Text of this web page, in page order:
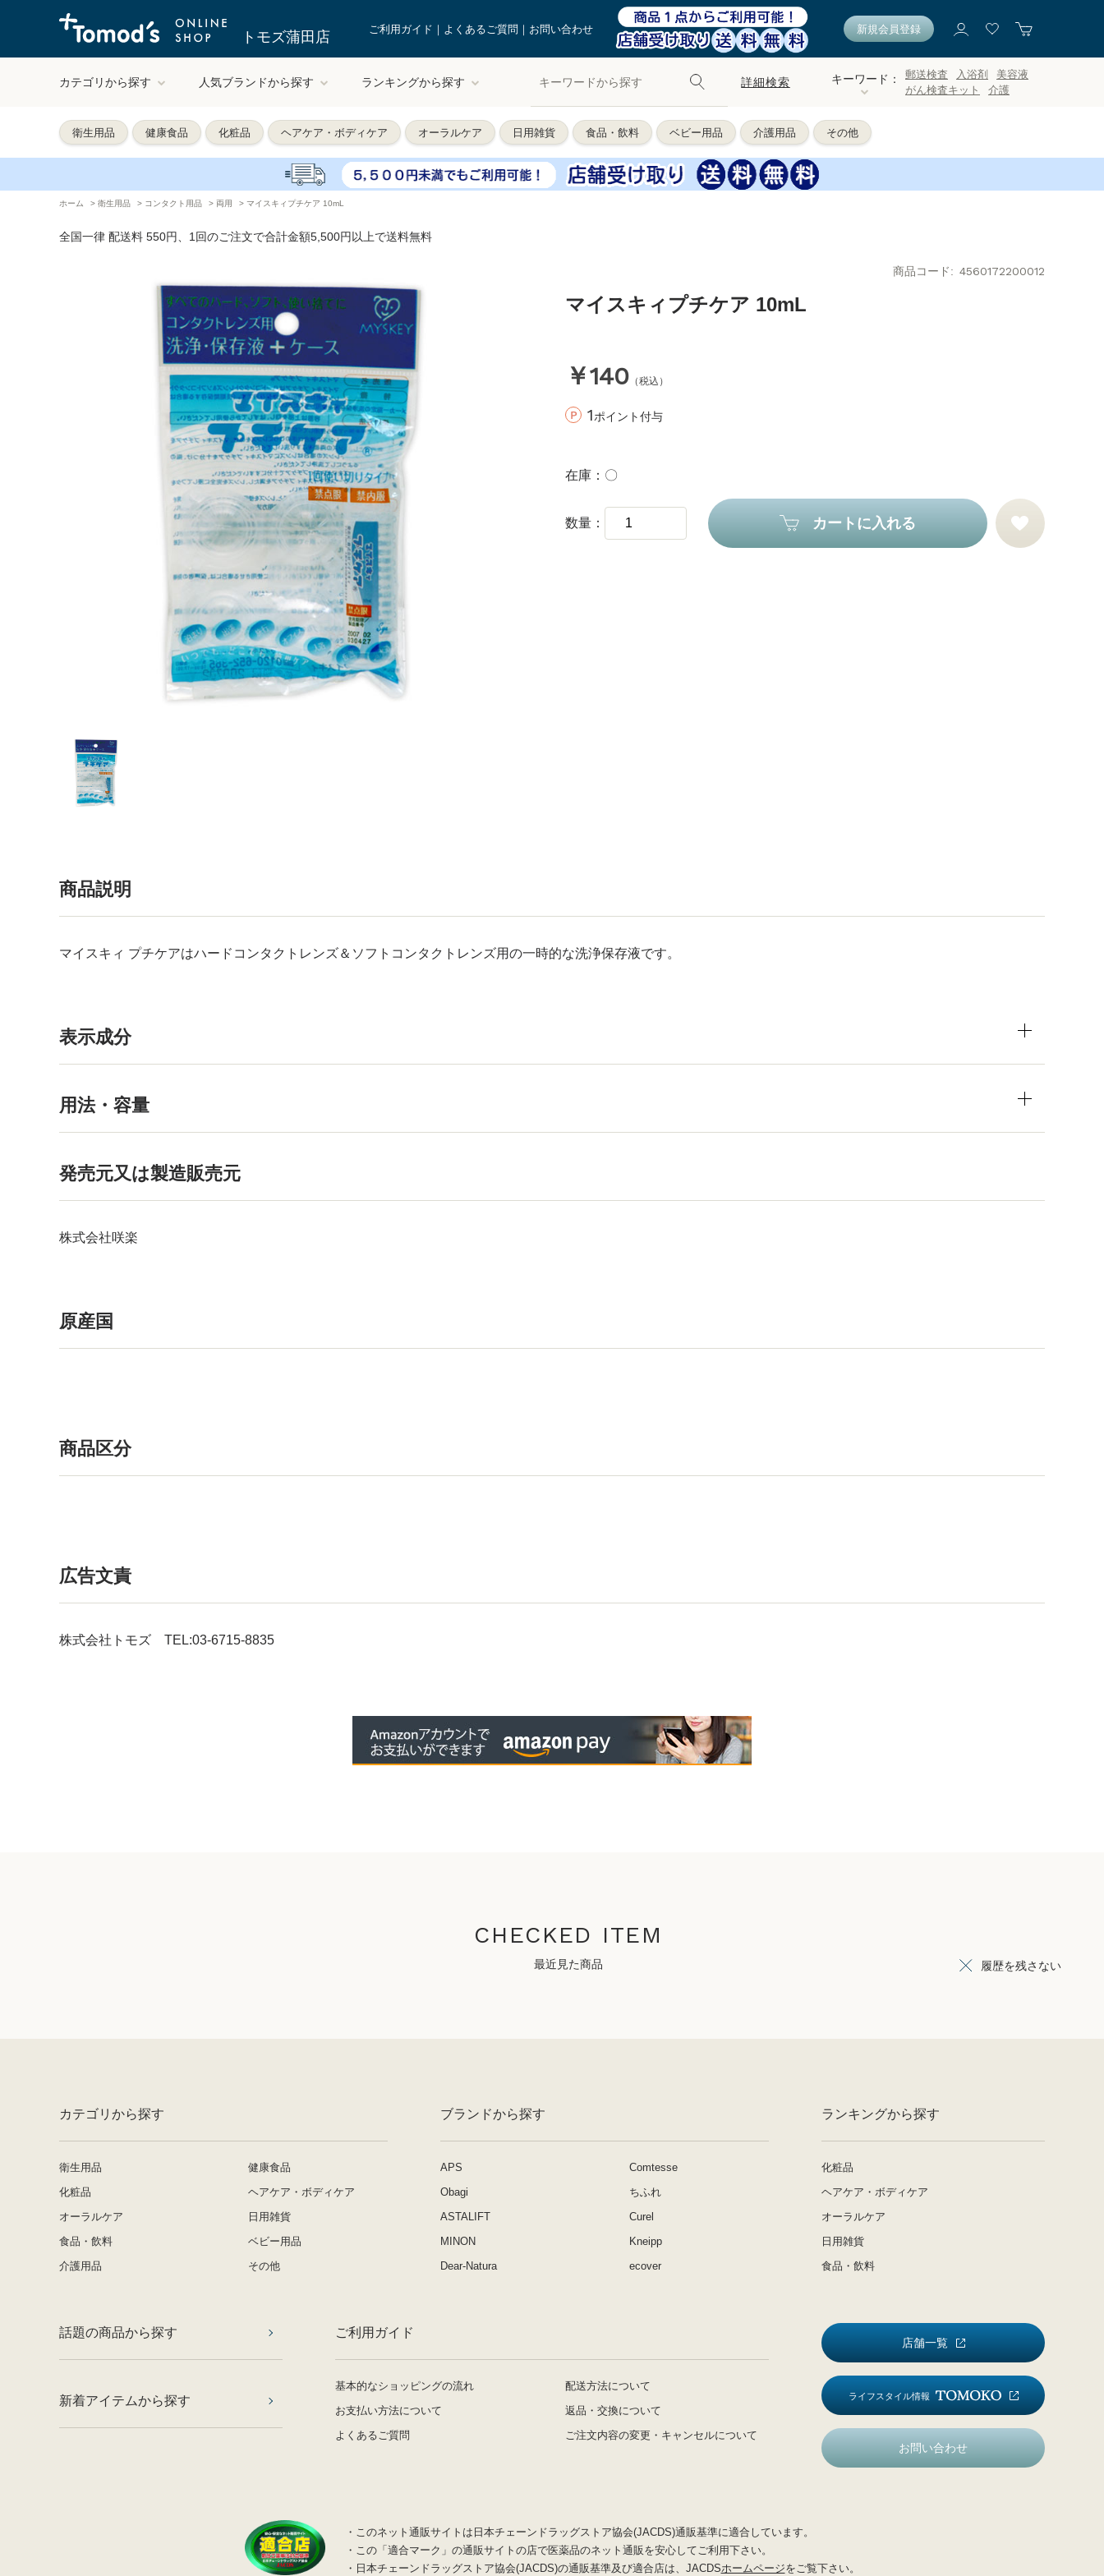
トモズ蒲田店 ご利用ガイド よくあるご質問 お問い合わせ 新規会員登録
カテゴリから探す 人気ブランドから探す ランキングから探す 詳細検索 キーワード： 郵送検査 入浴剤
美容液
がん検査キット
介護
衛生用品 健康食品 化粧品 ヘアケア・ボディケア オーラルケア 日用雑貨 食品・飲料 ベビー用品 介護用品 その他
ホーム > 衛生用品 > コンタクト用品 > 両用 > マイスキィプチケア 10mL
全国一律 配送料 550円、1回のご注文で合計金額5,500円以上で送料無料
商品コード 4560172200012
マイスキィプチケア 10mL
￥140 （税込）
1ポイント付与
在庫 〇
数量 カートに入れる
商品説明
マイスキィ プチケアはハードコンタクトレンズ＆ソフトコンタクトレンズ用の一時的な洗浄保存液です。
表示成分
用法・容量
発売元又は製造販売元
株式会社咲楽
原産国
商品区分
広告文責
株式会社トモズ TEL:03-6715-8835
CHECKED ITEM
最近見た商品 履歴を残さない
カテゴリから探す
衛生用品
健康食品
化粧品
ヘアケア・ボディケア
オーラルケア
日用雑貨
食品・飲料
ベビー用品
介護用品
その他
ブランドから探す
APS
Comtesse
Obagi
ちふれ
ASTALIFT
Curel
MINON
Kneipp
Dear-Natura
ecover
ランキングから探す
化粧品
ヘアケア・ボディケア
オーラルケア
日用雑貨
食品・飲料
話題の商品から探す
新着アイテムから探す
ご利用ガイド
基本的なショッピングの流れ
配送方法について
お支払い方法について
返品・交換について
よくあるご質問
ご注文内容の変更・キャンセルについて
店舗一覧
ライフスタイル情報
お問い合わせ
・このネット通販サイトは日本チェーンドラッグストア協会(JACDS)通販基準に適合しています。
・この「適合マーク」の通販サイトの店で医薬品のネット通販を安心してご利用下さい。
・日本チェーンドラッグストア協会(JACDS)の通販基準及び適合店は、JACDSホームページをご覧下さい。